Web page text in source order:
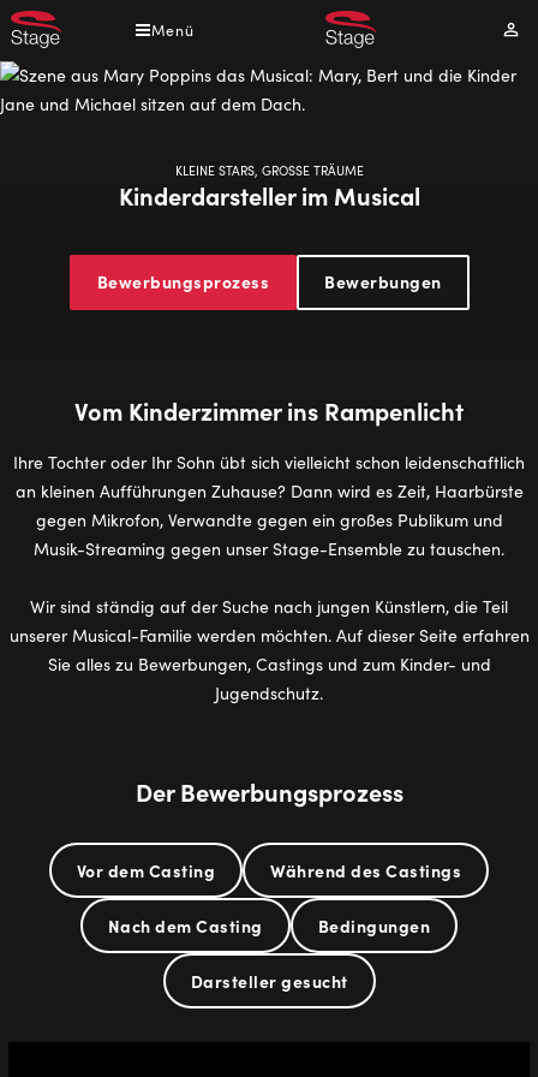
Direkt
zum
Inhalt
Menü
KLEINE STARS, GROSSE TRÄUME
Kinderdarsteller im Musical
Bewerbungsprozess Bewerbungen
Vom Kinderzimmer ins Rampenlicht
Ihre Tochter oder Ihr Sohn übt sich vielleicht schon leidenschaftlich
an kleinen Aufführungen Zuhause? Dann wird es Zeit, Haarbürste
gegen Mikrofon, Verwandte gegen ein großes Publikum und
Musik-Streaming gegen unser Stage-Ensemble zu tauschen.
Wir sind ständig auf der Suche nach jungen Künstlern, die Teil
unserer Musical-Familie werden möchten. Auf dieser Seite erfahren
Sie alles zu Bewerbungen, Castings und zum Kinder- und
Jugendschutz.
Der Bewerbungsprozess
Vor dem Casting Während des Castings
Nach dem Casting Bedingungen
Darsteller gesucht